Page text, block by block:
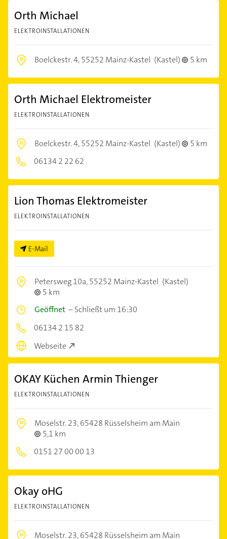
Orth Michael
ELEKTROINSTALLATIONEN
Boelckestr. 4,55252 Mainz-Kastel (Kastel) 5 km
Orth Michael Elektromeister
ELEKTROINSTALLATIONEN
Boelckestr. 4,55252 Mainz-Kastel (Kastel)
5 km
06134 2 22 62
Lion Thomas Elektromeister
ELEKTROINSTALLATIONEN
E-Mail
Petersweg 10a,55252 Mainz-Kastel (Kastel)
5 km
Geöffnet –Schließt um 16:30
06134 2 15 82
Webseite
OKAY Küchen Armin Thienger
ELEKTROINSTALLATIONEN
Moselstr. 23,65428 Rüsselsheim am Main
5,1 km
0151 27 00 00 13
Okay oHG
ELEKTROINSTALLATIONEN
Moselstr. 23,65428 Rüsselsheim am Main